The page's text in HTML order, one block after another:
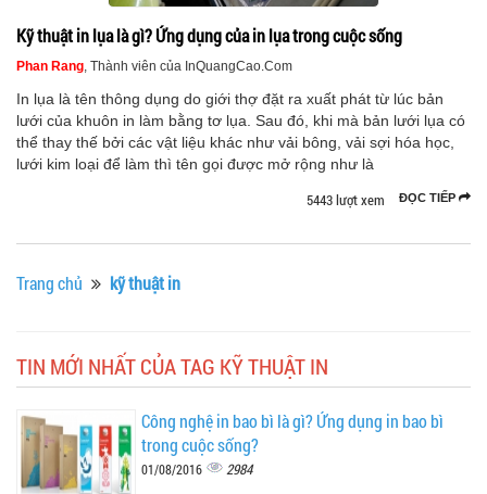
Kỹ thuật in lụa là gì? Ứng dụng của in lụa trong cuộc sống
Phan Rang, Thành viên của InQuangCao.Com
In lụa là tên thông dụng do giới thợ đặt ra xuất phát từ lúc bản
lưới của khuôn in làm bằng tơ lụa. Sau đó, khi mà bản lưới lụa có
thể thay thế bởi các vật liệu khác như vải bông, vải sợi hóa học,
lưới kim loại để làm thì tên gọi được mở rộng như là
ĐỌC TIẾP
5443 lượt xem
Trang chủ kỹ thuật in
TIN MỚI NHẤT CỦA TAG KỸ THUẬT IN
Công nghệ in bao bì là gì? Ứng dụng in bao bì
trong cuộc sống?
01/08/2016 2984